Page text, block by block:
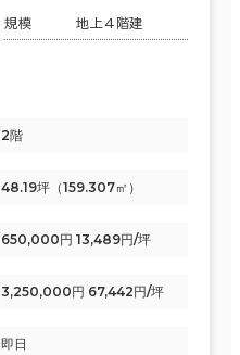
規模 地上4階建
2階
48.19坪（159.307㎡）
650,000円 13,489円/坪
3,250,000円 67,442円/坪
即日